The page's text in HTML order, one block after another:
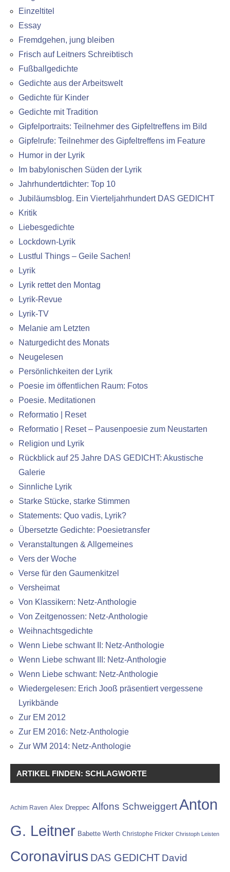
Einzeltitel
Essay
Fremdgehen, jung bleiben
Frisch auf Leitners Schreibtisch
Fußballgedichte
Gedichte aus der Arbeitswelt
Gedichte für Kinder
Gedichte mit Tradition
Gipfelportraits: Teilnehmer des Gipfeltreffens im Bild
Gipfelrufe: Teilnehmer des Gipfeltreffens im Feature
Humor in der Lyrik
Im babylonischen Süden der Lyrik
Jahrhundertdichter: Top 10
Jubiläumsblog. Ein Vierteljahrhundert DAS GEDICHT
Kritik
Liebesgedichte
Lockdown-Lyrik
Lustful Things – Geile Sachen!
Lyrik
Lyrik rettet den Montag
Lyrik-Revue
Lyrik-TV
Melanie am Letzten
Naturgedicht des Monats
Neugelesen
Persönlichkeiten der Lyrik
Poesie im öffentlichen Raum: Fotos
Poesie. Meditationen
Reformatio | Reset
Reformatio | Reset – Pausenpoesie zum Neustarten
Religion und Lyrik
Rückblick auf 25 Jahre DAS GEDICHT: Akustische
Galerie
Sinnliche Lyrik
Starke Stücke, starke Stimmen
Statements: Quo vadis, Lyrik?
Übersetzte Gedichte: Poesietransfer
Veranstaltungen & Allgemeines
Vers der Woche
Verse für den Gaumenkitzel
Versheimat
Von Klassikern: Netz-Anthologie
Von Zeitgenossen: Netz-Anthologie
Weihnachtsgedichte
Wenn Liebe schwant II: Netz-Anthologie
Wenn Liebe schwant III: Netz-Anthologie
Wenn Liebe schwant: Netz-Anthologie
Wiedergelesen: Erich Jooß präsentiert vergessene
Lyrikbände
Zur EM 2012
Zur EM 2016: Netz-Anthologie
Zur WM 2014: Netz-Anthologie
ARTIKEL FINDEN: SCHLAGWORTE
Achim Raven Alex Dreppec Alfons SchweiggertAnton
G. Leitner Babette Werth Christophe Fricker Christoph Leisten
Coronavirus DAS GEDICHT David